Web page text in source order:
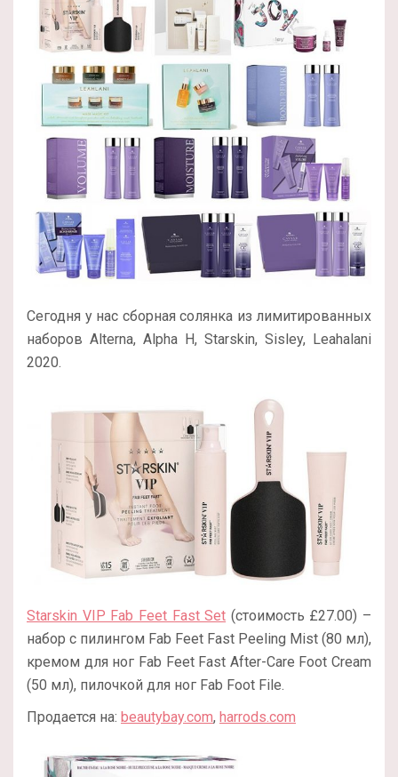
Сегодня у нас сборная солянка из лимитированных
наборов Alterna, Alpha H, Starskin, Sisley, Leahalani
2020.
Starskin VIP Fab Feet Fast Set (стоимость £27.00) –
набор с пилингом Fab Feet Fast Peeling Mist (80 мл),
кремом для ног Fab Feet Fast After-Care Foot Cream
(50 мл), пилочкой для ног Fab Foot File.
Продается на: beautybay.com, harrods.com